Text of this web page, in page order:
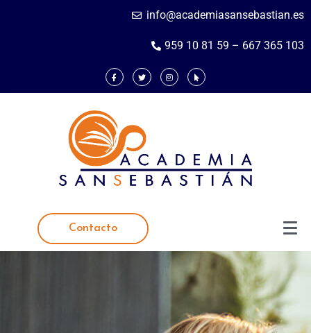
info@academiasansebastian.es
959 10 81 59 – 667 365 103
Contacto